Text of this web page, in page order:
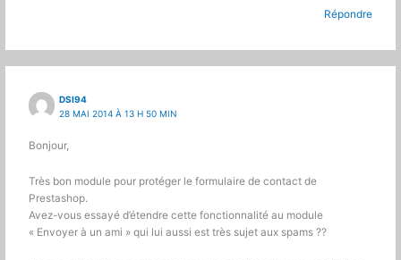
Répondre
DSI94
28 MAI 2014 À 13 H 50 MIN
Bonjour,
Très bon module pour protéger le formulaire de contact de
Prestashop.
Avez-vous essayé d’étendre cette fonctionnalité au module
« Envoyer à un ami » qui lui aussi est très sujet aux spams ??